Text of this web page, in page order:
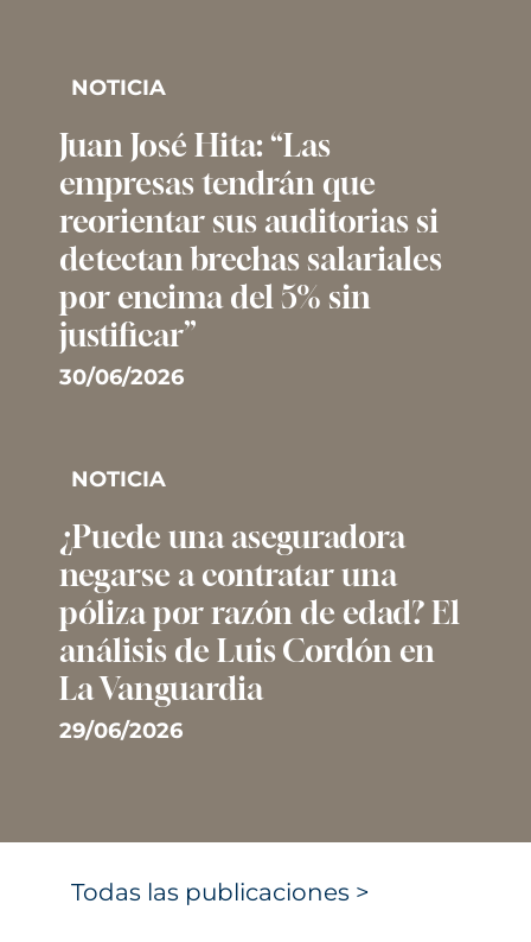
NOTICIA
Juan José Hita: “Las
empresas tendrán que
reorientar sus auditorias si
detectan brechas salariales
por encima del 5% sin
justificar”
30/06/2026
NOTICIA
¿Puede una aseguradora
negarse a contratar una
póliza por razón de edad? El
análisis de Luis Cordón en
La Vanguardia
29/06/2026
Todas las publicaciones >